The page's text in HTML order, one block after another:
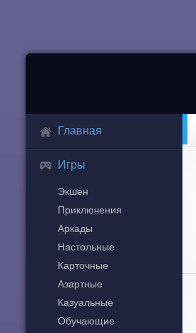
Главная
Игры
Экшен
Приключения
Аркады
Настольные
Карточные
Азартные
Казуальные
Обучающие